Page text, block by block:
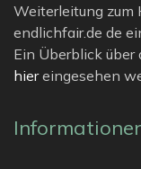
Weiterleitung zum
endlichfair.de de
Ein Überblick über
hiereingesehen